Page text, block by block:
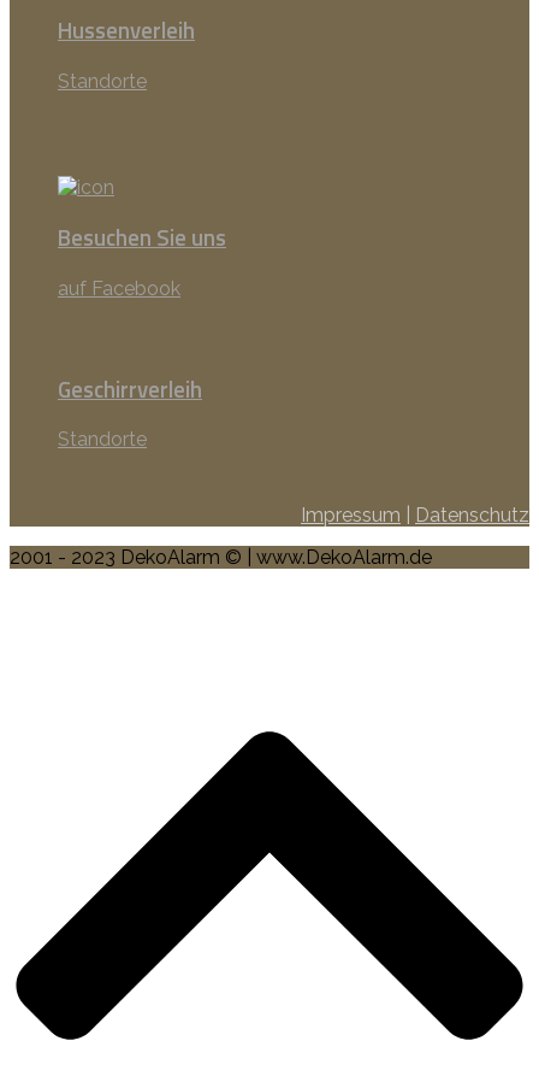
Hussenverleih
Standorte
Besuchen Sie uns
auf Facebook
Geschirrverleih
Standorte
Impressum
Datenschutz
2001 - 2023 DekoAlarm © | www.DekoAlarm.de